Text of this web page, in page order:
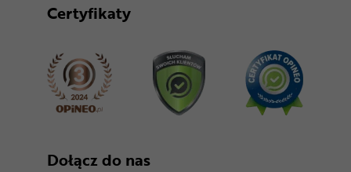
Certyfikaty
Dołącz do nas